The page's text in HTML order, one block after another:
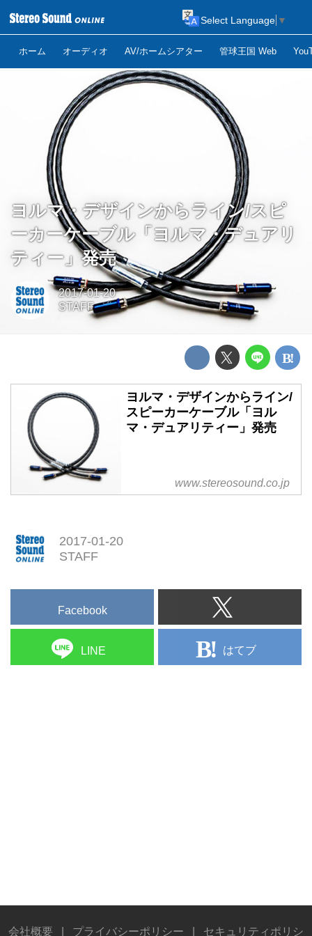
ホーム オーディオ AV/ホームシアター 管球王国 Web
Select Language ▼
ヨルマ・デザインからライン/スピ
ーカーケーブル「ヨルマ・デュアリ
ティー」発売
2017-01-20
STAFF
ヨルマ・デザインからライン/
スピーカーケーブル「ヨル
マ・デュアリティー」発売
www.stereosound.co.jp
2017-01-20
STAFF
Facebook
LINE はてブ
会社概要 プライバシーポリシー セキュリティポリシ